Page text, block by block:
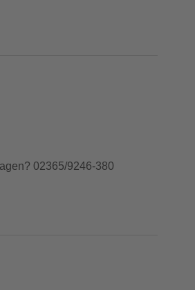
02365/9246-380